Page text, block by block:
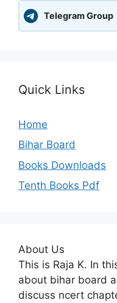
Telegram Group
Quick Links
Home
Bihar Board
Books Downloads
Tenth Books Pdf
About Us
This is Raja K. In
about bihar board
discuss ncert